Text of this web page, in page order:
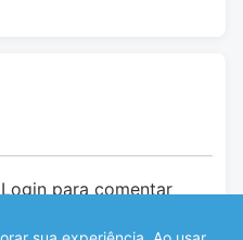
para comentar